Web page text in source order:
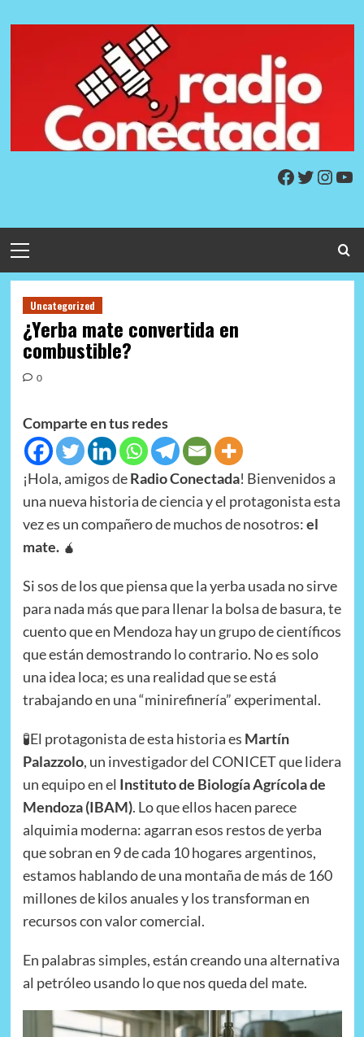
to
Facebook
Twitter
Menu
Uncategorized
¿Yerba mate convertida en
combustible?
0
Comparte en tus redes
¡Hola, amigos deRadio Conectada! Bienvenidos a
una nueva historia de ciencia y el protagonista esta
vez es un compañero de muchos de nosotros:el
mate. 🧉
Si sos de los que piensa que la yerba usada no sirve
para nada más que para llenar la bolsa de basura, te
cuento que en Mendoza hay un grupo de científicos
que están demostrando lo contrario. No es solo
una idea loca; es una realidad que se está
trabajando en una “minirefinería” experimental.
🧪El protagonista de esta historia es Martín
Palazzolo, un investigador del CONICET que lidera
un equipo en el Instituto de Biología Agrícola de
Mendoza (IBAM). Lo que ellos hacen parece
alquimia moderna: agarran esos restos de yerba
que sobran en 9 de cada 10 hogares argentinos,
estamos hablando de una montaña de más de 160
millones de kilos anuales y los transforman en
recursos con valor comercial.
En palabras simples, están creando una alternativa
al petróleo usando lo que nos queda del mate.